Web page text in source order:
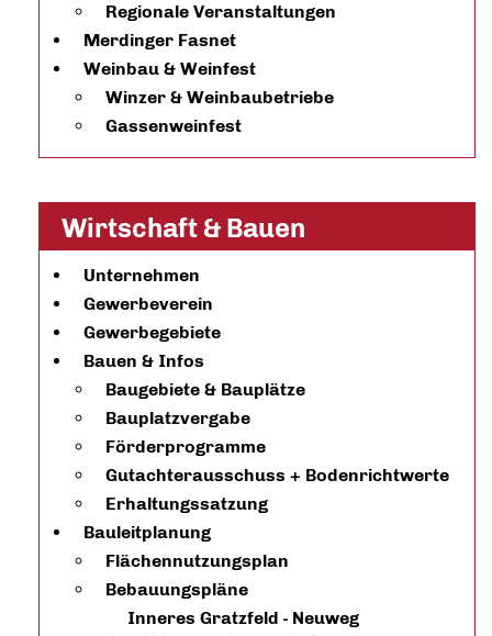
Regionale Veranstaltungen
Merdinger Fasnet
Weinbau & Weinfest
Winzer & Weinbaubetriebe
Gassenweinfest
Wirtschaft & Bauen
Unternehmen
Gewerbeverein
Gewerbegebiete
Bauen & Infos
Baugebiete & Bauplätze
Bauplatzvergabe
Förderprogramme
Gutachterausschuss + Bodenrichtwerte
Erhaltungssatzung
Bauleitplanung
Flächennutzungsplan
Bebauungspläne
Inneres Gratzfeld - Neuweg